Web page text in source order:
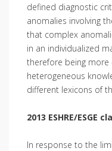
defined diagnostic
anomalies involving
that complex
in an individualized
therefore being
heterogeneous
different lexicons of
2013 ESHRE/ESGE
In response to the